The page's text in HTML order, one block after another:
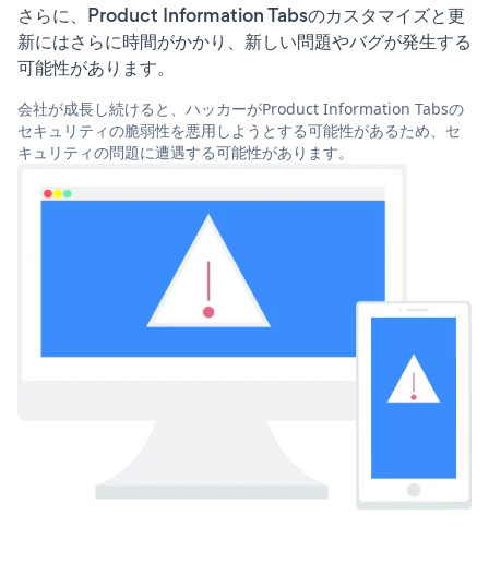
さらに、Product Information Tabsのカスタマイズと更
新にはさらに時間がかかり、新しい問題やバグが発生する
可能性があります。
会社が成長し続けると、ハッカーがProduct Information Tabsの
セキュリティの脆弱性を悪用しようとする可能性があるため、セ
キュリティの問題に遭遇する可能性があります。